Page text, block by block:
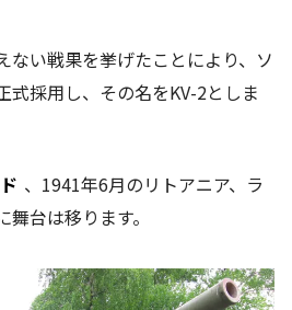
ない戦果を挙げたことにより、ソ
式採用し、その名をKV-2としま
、1941年6月のリトアニア、ラ
台は移ります。